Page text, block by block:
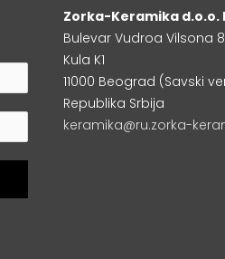
Zorka-Keramika d.o.o.
Bulevar Vudroa Vilsona
Kula K1
11000 Beograd (Savski
Republika Srbija
keramika@ru.zorka-